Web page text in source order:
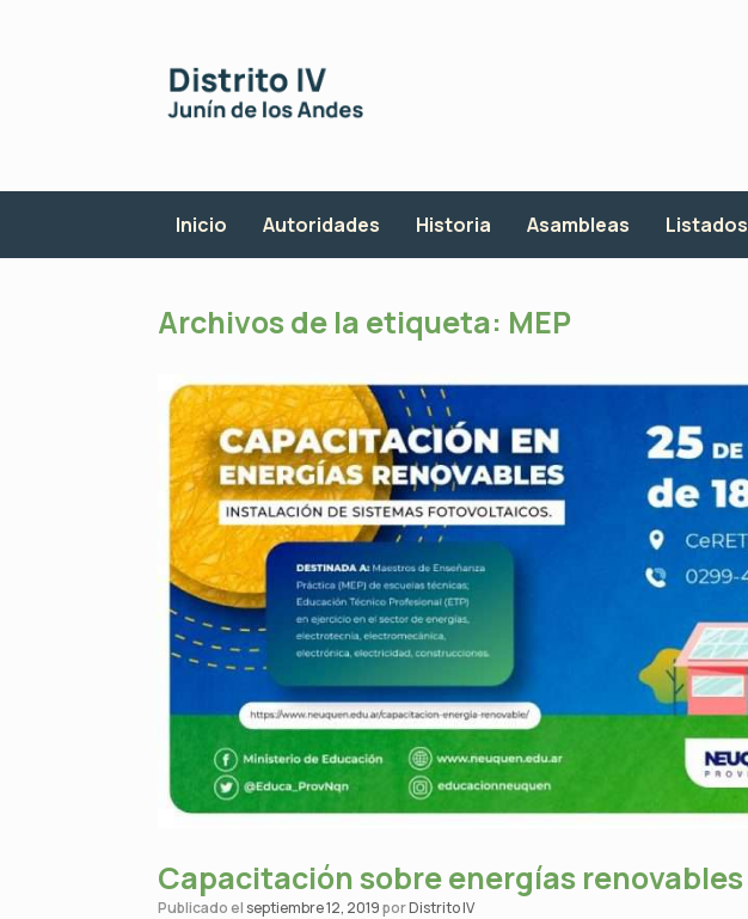
Inicio Autoridades Historia Asambleas Listados
Archivos de la etiqueta: MEP
Capacitación sobre energías renovables
Publicado elseptiembre 12, 2019porDistrito IV